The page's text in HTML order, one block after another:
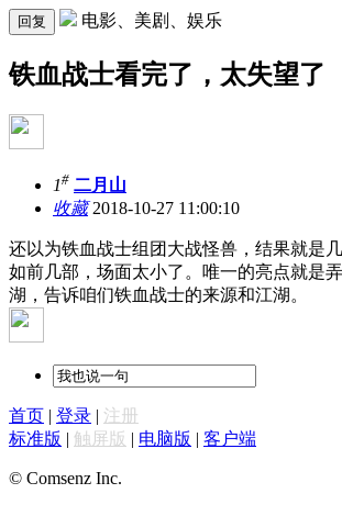
回复 电影、美剧、娱乐
铁血战士看完了，太失望了
1# 二月山
收藏2018-10-27 11:00:10
还以为铁血战士组团大战怪兽，结果就是
如前几部，场面太小了。唯一的亮点就是
湖，告诉咱们铁血战士的来源和江湖。
首页 | 登录 | 注册
标准版 | 触屏版 | 电脑版 | 客户端
© Comsenz Inc.